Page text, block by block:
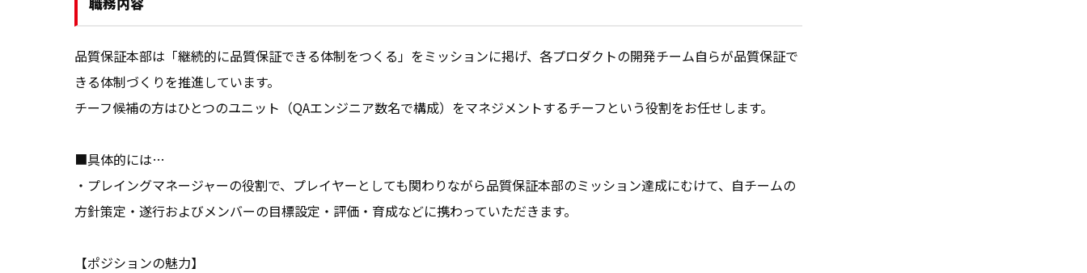
品質保証本部は「継続的に品質保証できる体制をつくる」をミッションに掲げ、各プロダクトの開発チーム自らが品質保証で
きる体制づくりを推進しています。
チーフ候補の方はひとつのユニット（QAエンジニア数名で構成）をマネジメントするチーフという役割をお任せします。
■具体的には…
・プレイングマネージャーの役割で、プレイヤーとしても関わりながら品質保証本部のミッション達成にむけて、自チームの
方針策定・遂行およびメンバーの目標設定・評価・育成などに携わっていただきます。
【ポジションの魅力】